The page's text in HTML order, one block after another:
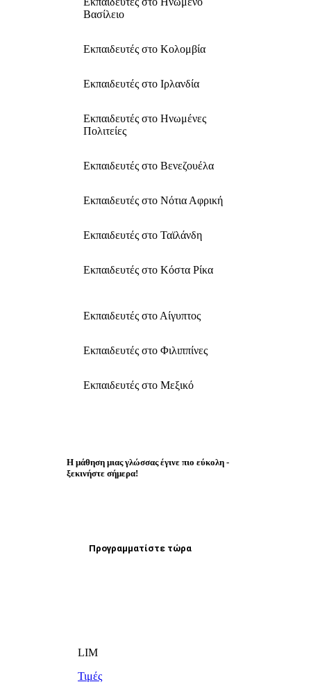
Βασίλειο
Εκπαιδευτές στο Κολομβία
Εκπαιδευτές στο Ιρλανδία
Εκπαιδευτές στο Ηνωμένες
Πολιτείες
Εκπαιδευτές στο Βενεζουέλα
Εκπαιδευτές στο Νότια Αφρική
Εκπαιδευτές στο Ταϊλάνδη
Εκπαιδευτές στο Κόστα Ρίκα
Εκπαιδευτές στο Αίγυπτος
Εκπαιδευτές στο Φιλιππίνες
Εκπαιδευτές στο Μεξικό
Η μάθηση μιας γλώσσας έγινε πιο εύκολη -
ξεκινήστε σήμερα!
Προγραμματίστε τώρα
LIM
Τιμές